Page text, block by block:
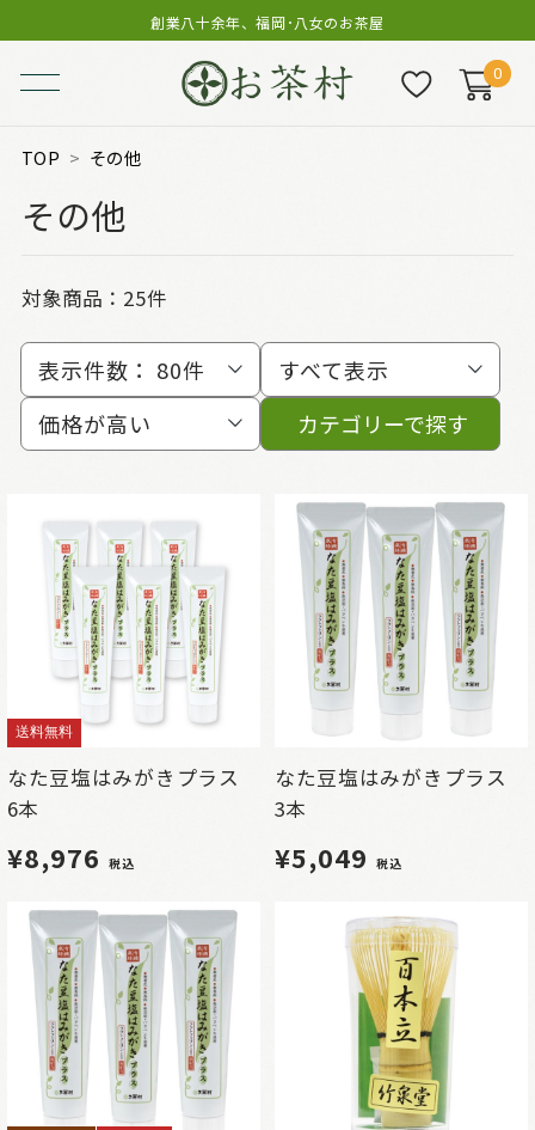
創業八十余年、福岡･八女のお茶屋
0
TOP その他
その他
対象商品： 25件
表示件数： 80件
すべて表示
価格が高い
カテゴリーで探す
送料無料
なた豆塩はみがきプラス
6本
¥8,976 税込
なた豆塩はみがきプラス
3本
¥5,049 税込